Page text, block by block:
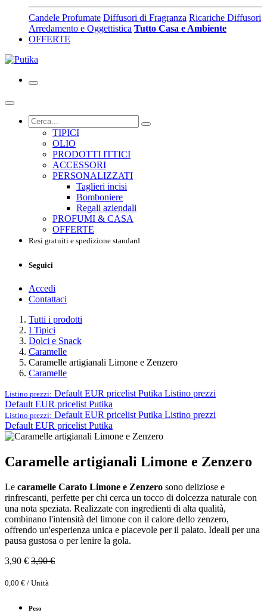
Candele Profumate Diffusori di Fragranza Ricariche Diffusori
Arredamento e Oggettistica Tutto Casa e Ambiente
OFFERTE
TIPICI
OLIO
PRODOTTI ITTICI
ACCESSORI
PERSONALIZZATI
Taglieri incisi
Bomboniere
Regali aziendali
PROFUMI & CASA
OFFERTE
Resi gratuiti e spedizione standard
Seguici
Accedi
Contattaci
Tutti i prodotti
I Tipici
Dolci e Snack
Caramelle
Caramelle artigianali Limone e Zenzero
Caramelle
Listino prezzi: Default EUR pricelist Putika Listino prezzi
Default EUR pricelist Putika
Listino prezzi: Default EUR pricelist Putika Listino prezzi
Default EUR pricelist Putika
Caramelle artigianali Limone e Zenzero
Le caramelle Carato Limone e Zenzero sono deliziose e
rinfrescanti, perfette per chi cerca un tocco di dolcezza naturale con
una nota speziata. Realizzate con ingredienti di alta qualità,
combinano l'intensità del limone con il calore dello zenzero,
offrendo un'esperienza unica e piacevole per il palato. Ideali per una
pausa gustosa o per lenire la gola.
3,90 € 3,90€
0,00 € / Unità
Peso